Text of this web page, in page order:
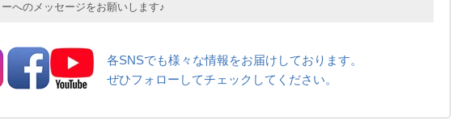
へのメッセージをお願いします♪
各SNSでも様々な情報をお届けしております。
ぜひフォローしてチェックしてください。